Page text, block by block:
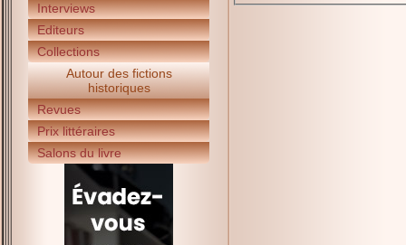
Interviews
Editeurs
Collections
Autour des fictions
historiques
Revues
Prix littéraires
Salons du livre